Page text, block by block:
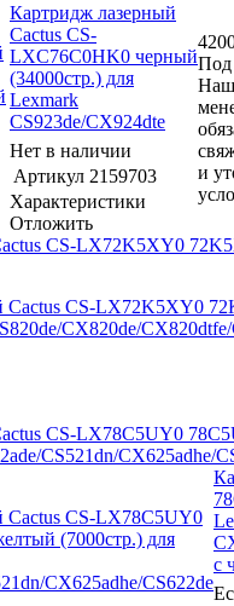
Картридж лазерный
Cactus CS-
LXC76C0HK0 черный
(34000стр.) для
Lexmark
CS923de/CX924dte
Нет в наличии
Артикул 2159703
Характеристики
Отложить
Под
и
CS-LX72K5XY0
CS-LX78C5UY0
CS521dn/CX625adhe/
с